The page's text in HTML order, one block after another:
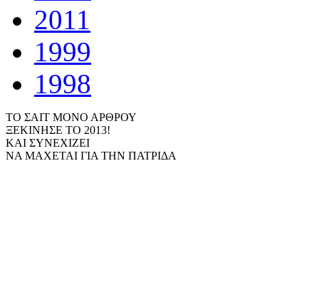
2011
1999
1998
ΤΟ ΣΑΙΤ ΜΟΝΟ ΑΡΘΡΟΥ
ΞΕΚΙΝΗΣΕ ΤΟ 2013!
ΚΑΙ ΣΥΝΕΧΙΖΕΙ
ΝΑ ΜΑΧΕΤΑΙ ΓΙΑ ΤΗΝ ΠΑΤΡΙΔΑ